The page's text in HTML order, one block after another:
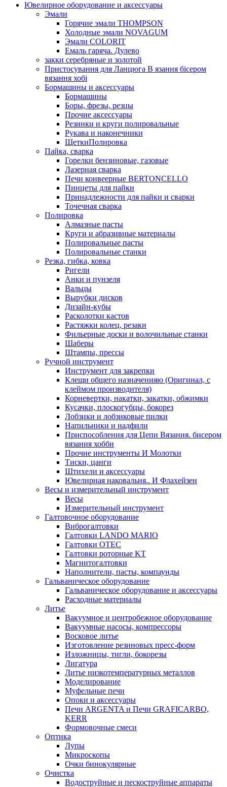
Ювелирное оборудование и аксессуары
Эмали
Горячие эмали THOMPSON
Холодные эмали NOVAGUM
Эмали COLORIT
Емаль гаряча. Дулево
закки серебряные и золотой
Пристосування для Ланцюга В язання бісером
вязання хобі
Бормашины и аксессуары
Бормашины
Боры, фрезы, резцы
Прочие аксессуары
Резинки и круги полировальные
Рукава и наконечники
ЩеткиПолировка
Пайка, сварка
Горелки бензиновые, газовые
Лазерная сварка
Печи конвеерные BERTONCELLO
Пинцеты для пайки
Принадлежности для пайки и сварки
Точечная сварка
Полировка
Алмазные пасты
Круги и абразивные материалы
Полировальные пасты
Полировальные станки
Резка, гибка, ковка
Ригели
Анки и пунзеля
Вальцы
Вырубки дисков
Дизайн-кубы
Расколотки кастов
Растяжки колец, резаки
Фильерные доски и волочильные станки
Шаберы
Штампы, прессы
Ручной инструмент
Инструмент для закрепки
Клещи общего назначенияю (Оригинал, с
клеймом производителя)
Корневертки, накатки, закатки, обжимки
Кусачки, плоскогубцы, бокорез
Лобзики и лобзиковые пилки
Напильники и надфили
Приспособления для Цепи Вязания. бисером
вязания хобби
Прочие инструменты И Молотки
Тиски, цанги
Штихели и аксессуары
Ювелирная наковальня.. И Флахейзен
Весы и измерительный инструмент
Весы
Измерительный инструмент
Галтовочное оборудование
Виброгалтовки
Галтовки LANDO MARIO
Галтовки OTEC
Галтовки роторные KT
Магнитогалтовки
Наполнители, пасты, компаунды
Гальваническое оборудование
Гальваническое оборудование и аксессуары
Расходные материалы
Литье
Вакуумное и центробежное оборудование
Вакуумные насосы, компрессоры
Восковое литье
Изготовление резиновых пресс-форм
Изложницы, тигли, бокорезы
Лигатура
Литье низкотемпературных металлов
Моделирование
Муфельные печи
Опоки и аксессуары
Печи ARGENTA и Печи GRAFICARBO,
KERR
Формовочные смеси
Оптика
Лупы
Микроскопы
Очки бинокулярные
Очистка
Водоструйные и пескоструйные аппараты